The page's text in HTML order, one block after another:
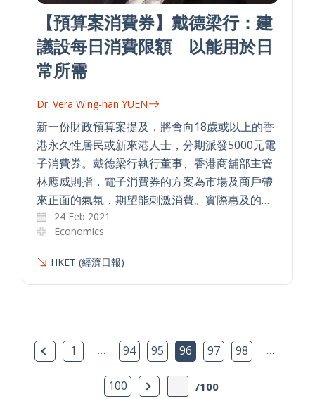
【預算案消費券】戴德梁行：建
議設每日消費限額 以能用於日
常所需
Dr. Vera Wing-han YUEN
新一份財政預算案提及，將會向18歲或以上的香
港永久性居民或新來港人士，分期派發5000元電
子消費券。戴德梁行執行董事、香港商舖部主管
林應威則指，電子消費券的方案為市場及商戶帶
來正面的氣氛，期望能刺激消費。實際惠及的…
24 Feb 2021
Economics
HKET (經濟日報)
Previous Page
1 … 94 95 96 97 98 …
100 Next Page/100